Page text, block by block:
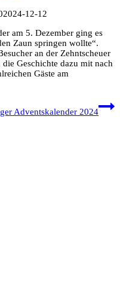
2024-12-12
am 5. Dezember ging es
Zaun springen wollte“.
an der Zehntscheuer
Geschichte dazu mit nach
Gäste am
Adventskalender 2024